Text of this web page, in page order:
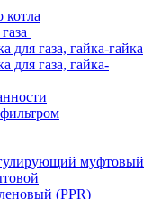
котла
для газа, гайка-гайка
для газа, гайка-
фильтром
муфтовый
(PPR)